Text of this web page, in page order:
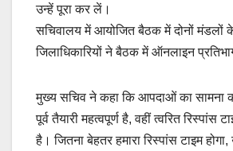
उन्हें पूरा कर लें।
सचिवालय में आयोजित बैठक में दोनों
जिलाधिकारियों ने बैठक में ऑनलाइन
मुख्य सचिव ने कहा कि आपदाओं का सामना
पूर्व तैयारी महत्वपूर्ण है, वहीं त्वरित रिस्पांस
है। जितना बेहतर हमारा रिस्पांस टाइम होगा,